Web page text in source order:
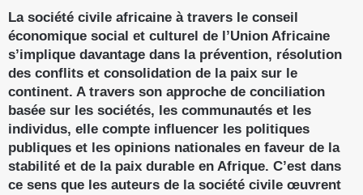
La société civile africaine à travers le conseil
économique social et culturel de l’Union Africaine
s’implique davantage dans la prévention, résolution
des conflits et consolidation de la paix sur le
continent. A travers son approche de conciliation
basée sur les sociétés, les communautés et les
individus, elle compte influencer les politiques
publiques et les opinions nationales en faveur de la
stabilité et de la paix durable en Afrique. C’est dans
ce sens que les auteurs de la société civile œuvrent